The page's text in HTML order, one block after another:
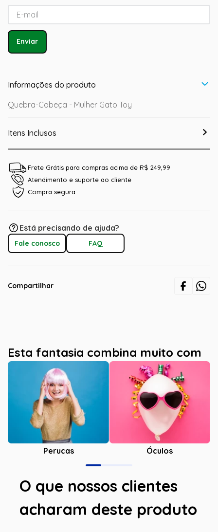
Enviar
Informações do produto
Quebra-Cabeça - Mulher Gato Toy
Itens Inclusos
Frete Grátis para compras acima de R$ 249,99
Atendimento e suporte ao cliente
Compra segura
Está precisando de ajuda?
Fale conosco FAQ
Compartilhar
Esta fantasia combina muito com
Perucas Óculos
O que nossos clientes
acharam deste produto